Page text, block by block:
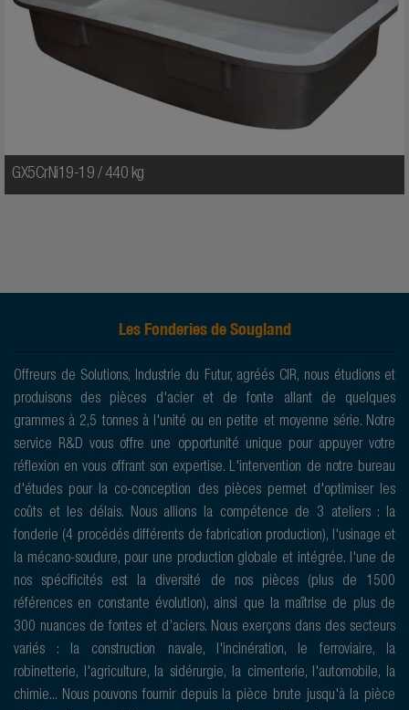
GX5CrNi19-19 / 440 kg
Les Fonderies de Sougland
Offreurs de Solutions, Industrie du Futur, agréés CIR, nous étudions et
produisons des pièces d'acier et de fonte allant de quelques
grammes à 2,5 tonnes à l'unité ou en petite et moyenne série. Notre
service R&D vous offre une opportunité unique pour appuyer votre
réflexion en vous offrant son expertise. L'intervention de notre bureau
d'études pour la co-conception des pièces permet d'optimiser les
coûts et les délais. Nous allions la compétence de 3 ateliers : la
fonderie (4 procédés différents de fabrication production), l'usinage et
la mécano-soudure, pour une production globale et intégrée. l'une de
nos spécificités est la diversité de nos pièces (plus de 1500
références en constante évolution), ainsi que la maîtrise de plus de
300 nuances de fontes et d’aciers. Nous exerçons dans des secteurs
variés : la construction navale, l'incinération, le ferroviaire, la
robinetterie, l'agriculture, la sidérurgie, la cimenterie, l'automobile, la
chimie... Nous pouvons fournir depuis la pièce brute jusqu'à la pièce